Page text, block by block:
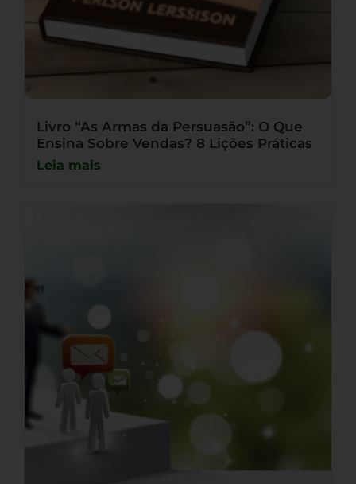
Livro “As Armas da Persuasão”: O Que
Ensina Sobre Vendas? 8 Lições Práticas
Leia mais